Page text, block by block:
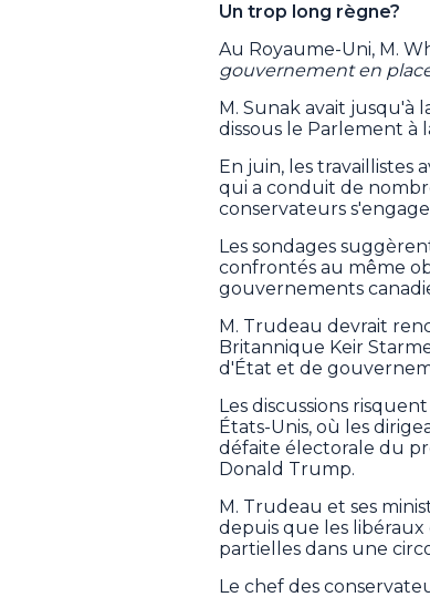
Un trop long règne?
Au Royaume-Uni, M.
gouvernement en
M. Sunak avait jusqu'à
dissous le Parlement à
En juin, les travaillistes
qui a conduit de
conservateurs
Les sondages
confrontés au même
gouvernements
M. Trudeau devrait
Britannique Keir
d'État et de
Les discussions
États-Unis, où les
défaite électorale du
Donald Trump.
M. Trudeau et ses
depuis que les
partielles dans une
Le chef des